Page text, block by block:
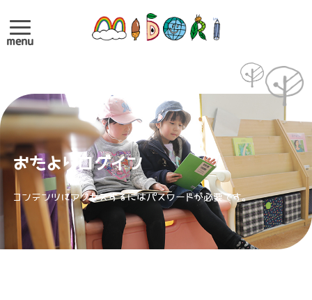
menu
おたよりログイン
コンテンツにアクセスするにはパスワードが必要です。